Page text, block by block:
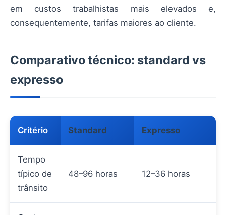
em custos trabalhistas mais elevados e,
consequentemente, tarifas maiores ao cliente.
Comparativo técnico: standard vs
expresso
Critério Standard Expresso
Tempo
típico de
trânsito
48–96 horas 12–36 horas